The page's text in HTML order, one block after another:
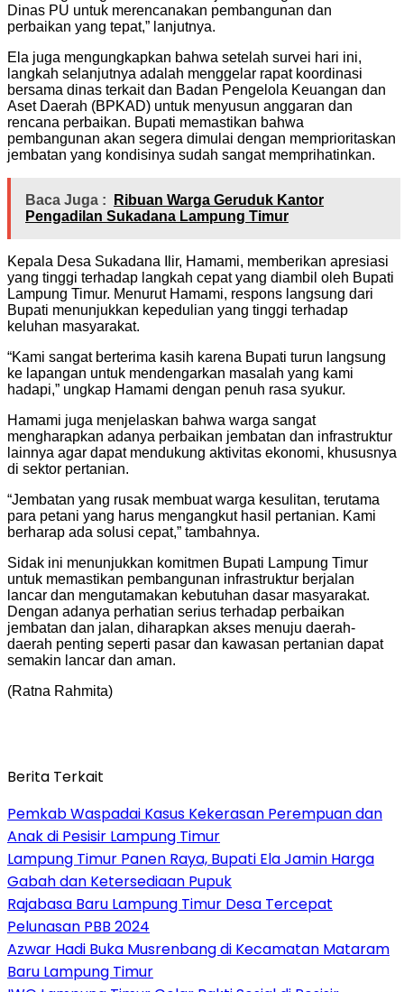
Dinas PU untuk merencanakan pembangunan dan
perbaikan yang tepat,” lanjutnya.
Ela juga mengungkapkan bahwa setelah survei hari ini,
langkah selanjutnya adalah menggelar rapat koordinasi
bersama dinas terkait dan Badan Pengelola Keuangan dan
Aset Daerah (BPKAD) untuk menyusun anggaran dan
rencana perbaikan. Bupati memastikan bahwa
pembangunan akan segera dimulai dengan memprioritaskan
jembatan yang kondisinya sudah sangat memprihatinkan.
Baca Juga :
Ribuan Warga Geruduk Kantor
Pengadilan Sukadana Lampung Timur
Kepala Desa Sukadana Ilir, Hamami, memberikan apresiasi
yang tinggi terhadap langkah cepat yang diambil oleh Bupati
Lampung Timur. Menurut Hamami, respons langsung dari
Bupati menunjukkan kepedulian yang tinggi terhadap
keluhan masyarakat.
“Kami sangat berterima kasih karena Bupati turun langsung
ke lapangan untuk mendengarkan masalah yang kami
hadapi,” ungkap Hamami dengan penuh rasa syukur.
Hamami juga menjelaskan bahwa warga sangat
mengharapkan adanya perbaikan jembatan dan infrastruktur
lainnya agar dapat mendukung aktivitas ekonomi, khususnya
di sektor pertanian.
“Jembatan yang rusak membuat warga kesulitan, terutama
para petani yang harus mengangkut hasil pertanian. Kami
berharap ada solusi cepat,” tambahnya.
Sidak ini menunjukkan komitmen Bupati Lampung Timur
untuk memastikan pembangunan infrastruktur berjalan
lancar dan mengutamakan kebutuhan dasar masyarakat.
Dengan adanya perhatian serius terhadap perbaikan
jembatan dan jalan, diharapkan akses menuju daerah-
daerah penting seperti pasar dan kawasan pertanian dapat
semakin lancar dan aman.
(Ratna Rahmita)
Berita Terkait
Pemkab Waspadai Kasus Kekerasan Perempuan dan
Anak di Pesisir Lampung Timur
Lampung Timur Panen Raya, Bupati Ela Jamin Harga
Gabah dan Ketersediaan Pupuk
Rajabasa Baru Lampung Timur Desa Tercepat
Pelunasan PBB 2024
Azwar Hadi Buka Musrenbang di Kecamatan Mataram
Baru Lampung Timur